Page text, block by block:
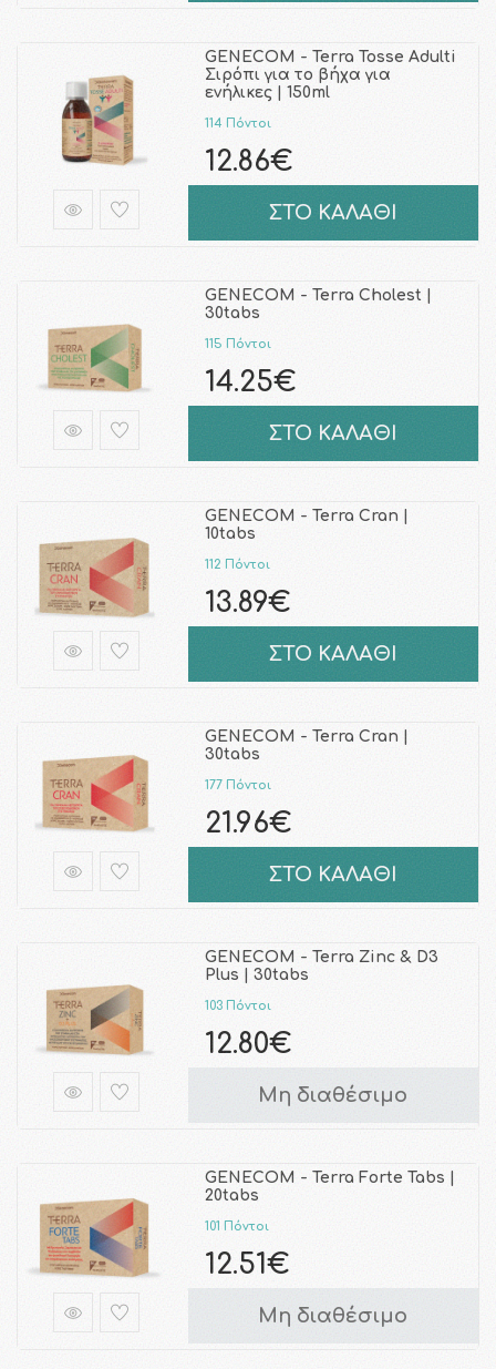
GENECOM - Terra Tosse Adulti
Σιρόπι για το βήχα για
ενήλικες | 150ml
114 Πόντοι
12.86€
ΣΤΟ ΚΑΛΑΘΙ
GENECOM - Terra Cholest |
30tabs
115 Πόντοι
14.25€
ΣΤΟ ΚΑΛΑΘΙ
GENECOM - Terra Cran |
10tabs
112 Πόντοι
13.89€
ΣΤΟ ΚΑΛΑΘΙ
GENECOM - Terra Cran |
30tabs
177 Πόντοι
21.96€
ΣΤΟ ΚΑΛΑΘΙ
GENECOM - Terra Zinc & D3
Plus | 30tabs
103 Πόντοι
12.80€
Μη διαθέσιμο
GENECOM - Terra Forte Tabs |
20tabs
101 Πόντοι
12.51€
Μη διαθέσιμο